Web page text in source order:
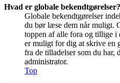
Hvad er globale bekendtgørelser?
Globale bekendtgørelser
du bør læse dem når muligt.
toppen af alle fora og tillige
er muligt for dig at skrive en
fra de tilladelser som du har,
administrator.
Top